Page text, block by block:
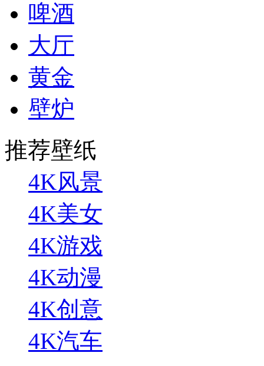
啤酒
大厅
黄金
壁炉
推荐壁纸
4K风景
4K美女
4K游戏
4K动漫
4K创意
4K汽车